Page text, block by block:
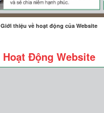
Giới thiệu về hoạt động của Website
Hoạt Động Website